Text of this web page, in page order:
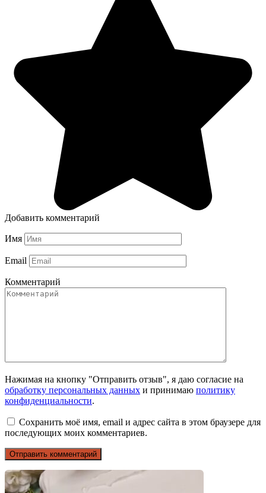
Добавить комментарий
Имя
Email
Комментарий
Нажимая на кнопку "Отправить отзыв", я даю согласие на
обработку персональных данных и принимаю политику
конфиденциальности.
Сохранить моё имя, email и адрес сайта в этом браузере для
последующих моих комментариев.